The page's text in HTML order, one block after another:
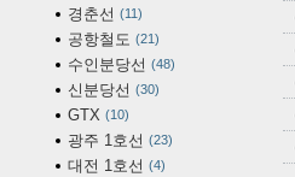
경춘선 11
공항철도 21
수인분당선 48
신분당선 30
GTX 10
광주 1호선 23
대전 1호선 4